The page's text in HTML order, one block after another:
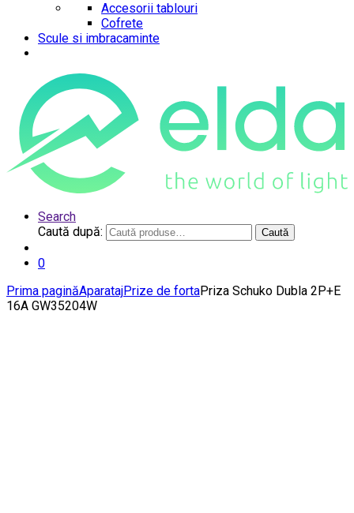
Accesorii tablouri
Cofrete
Scule si imbracaminte
Search
Caută după:
Caută
0
Prima paginăAparatajPrize de fortaPriza Schuko Dubla 2P+E
16A GW35204W